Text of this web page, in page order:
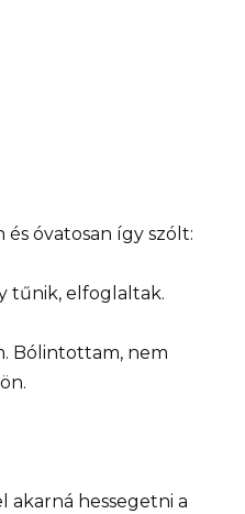
óvatosan így szólt:
tűnik, elfoglaltak.
Bólintottam, nem
akarná hessegetni a